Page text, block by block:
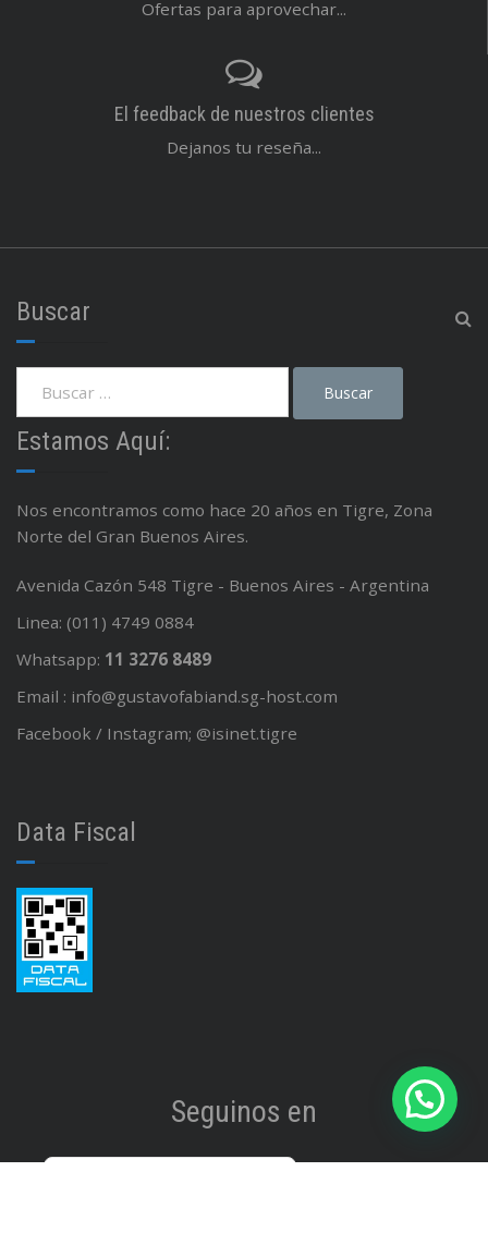
Ofertas para aprovechar...
El feedback de nuestros clientes
Dejanos tu reseña...
Buscar
Estamos Aquí:
Nos encontramos como hace 20 años en Tigre, Zona
Norte del Gran Buenos Aires.
Avenida Cazón 548 Tigre - Buenos Aires - Argentina
Linea: (011) 4749 0884
Whatsapp: 11 3276 8489
Email : info@gustavofabiand.sg-host.com
Facebook / Instagram; @isinet.tigre
Data Fiscal
Seguinos en